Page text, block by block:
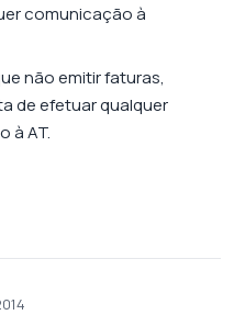
comunicação à
não emitir faturas,
de efetuar qualquer
à AT.